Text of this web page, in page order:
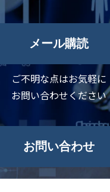
メール購読
ご不明な点はお気軽に
お問い合わせください
お問い合わせ